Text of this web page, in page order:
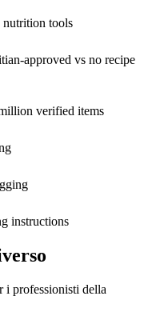
nutrition tools
approved vs no recipe
verified items
instructions
i professionisti della